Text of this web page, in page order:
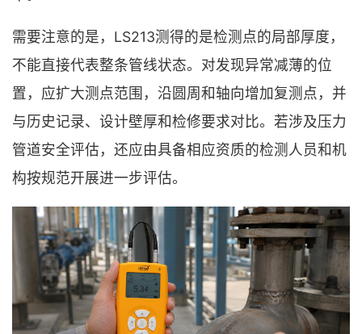
需要注意的是，LS213测得的是检测点的局部厚度，
不能直接代表整条管线状态。对发现异常减薄的位
置，应扩大测点范围，沿圆周和轴向增加复测点，并
与历史记录、设计壁厚和检修要求对比。若涉及压力
管道安全评估，还应由具备相应资质的检测人员和机
构按规范开展进一步评估。